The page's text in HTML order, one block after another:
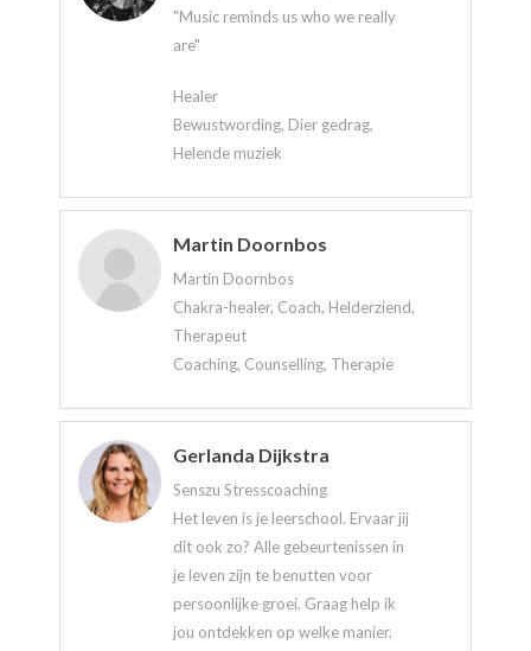
"Music reminds us who we really
are"
Healer
Bewustwording, Dier gedrag,
Helende muziek
Martin Doornbos
Martin Doornbos
Chakra-healer, Coach, Helderziend,
Therapeut
Coaching, Counselling, Therapie
Gerlanda Dijkstra
Senszu Stresscoaching
Het leven is je leerschool. Ervaar jij
dit ook zo? Alle gebeurtenissen in
je leven zijn te benutten voor
persoonlijke groei. Graag help ik
jou ontdekken op welke manier.